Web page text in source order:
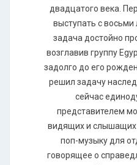
двадцатого века.
выступать с восьми
задача достойно
возглавив группу
задолго до его
решил задачу
сейчас
представителем
видящих и слышащих
поп-музыку для
говорящее о